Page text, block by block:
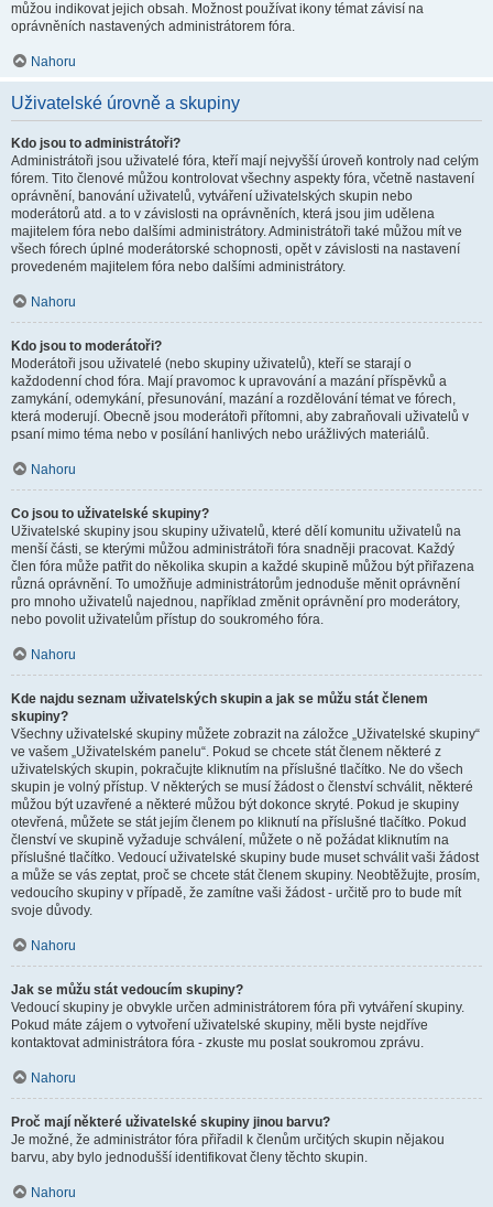
můžou indikovat jejich obsah. Možnost používat ikony témat závisí na
oprávněních nastavených administrátorem fóra.
Nahoru
Uživatelské úrovně a skupiny
Kdo jsou to administrátoři?
Administrátoři jsou uživatelé fóra, kteří mají nejvyšší úroveň kontroly nad celým
fórem. Tito členové můžou kontrolovat všechny aspekty fóra, včetně nastavení
oprávnění, banování uživatelů, vytváření uživatelských skupin nebo
moderátorů atd. a to v závislosti na oprávněních, která jsou jim udělena
majitelem fóra nebo dalšími administrátory. Administrátoři také můžou mít ve
všech fórech úplné moderátorské schopnosti, opět v závislosti na nastavení
provedeném majitelem fóra nebo dalšími administrátory.
Nahoru
Kdo jsou to moderátoři?
Moderátoři jsou uživatelé (nebo skupiny uživatelů), kteří se starají o
každodenní chod fóra. Mají pravomoc k upravování a mazání příspěvků a
zamykání, odemykání, přesunování, mazání a rozdělování témat ve fórech,
která moderují. Obecně jsou moderátoři přítomni, aby zabraňovali uživatelů v
psaní mimo téma nebo v posílání hanlivých nebo urážlivých materiálů.
Nahoru
Co jsou to uživatelské skupiny?
Uživatelské skupiny jsou skupiny uživatelů, které dělí komunitu uživatelů na
menší části, se kterými můžou administrátoři fóra snadněji pracovat. Každý
člen fóra může patřit do několika skupin a každé skupině můžou být přiřazena
různá oprávnění. To umožňuje administrátorům jednoduše měnit oprávnění
pro mnoho uživatelů najednou, například změnit oprávnění pro moderátory,
nebo povolit uživatelům přístup do soukromého fóra.
Nahoru
Kde najdu seznam uživatelských skupin a jak se můžu stát členem
skupiny?
Všechny uživatelské skupiny můžete zobrazit na záložce „Uživatelské skupiny“
ve vašem „Uživatelském panelu“. Pokud se chcete stát členem některé z
uživatelských skupin, pokračujte kliknutím na příslušné tlačítko. Ne do všech
skupin je volný přístup. V některých se musí žádost o členství schválit, některé
můžou být uzavřené a některé můžou být dokonce skryté. Pokud je skupiny
otevřená, můžete se stát jejím členem po kliknutí na příslušné tlačítko. Pokud
členství ve skupině vyžaduje schválení, můžete o ně požádat kliknutím na
příslušné tlačítko. Vedoucí uživatelské skupiny bude muset schválit vaši žádost
a může se vás zeptat, proč se chcete stát členem skupiny. Neobtěžujte, prosím,
vedoucího skupiny v případě, že zamítne vaši žádost - určitě pro to bude mít
svoje důvody.
Nahoru
Jak se můžu stát vedoucím skupiny?
Vedoucí skupiny je obvykle určen administrátorem fóra při vytváření skupiny.
Pokud máte zájem o vytvoření uživatelské skupiny, měli byste nejdříve
kontaktovat administrátora fóra - zkuste mu poslat soukromou zprávu.
Nahoru
Proč mají některé uživatelské skupiny jinou barvu?
Je možné, že administrátor fóra přiřadil k členům určitých skupin nějakou
barvu, aby bylo jednodušší identifikovat členy těchto skupin.
Nahoru